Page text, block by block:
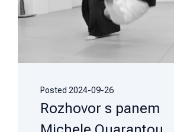
Posted 2024-09-26
Rozhovor s panem